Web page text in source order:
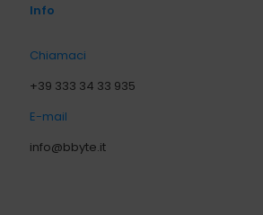
Info
Chiamaci
+39 333 34 33 935
E-mail
info@bbyte.it